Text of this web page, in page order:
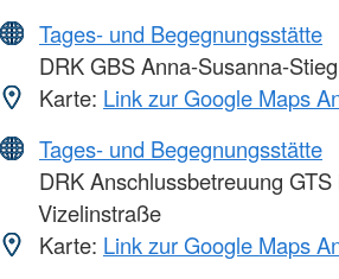
Tages- und Begegnungsstätte
DRK GBS Anna-Susanna-Stieg
Karte: Link zur Google Maps
Tages- und Begegnungsstätte
DRK Anschlussbetreuung
Vizelinstraße
Karte: Link zur Google Maps